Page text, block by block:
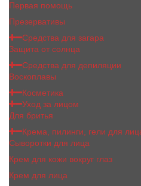
Первая помощь
Презервативы
Средства для загара
Защита от солнца
Средства для депиляции
Воскоплавы
Косметика
Уход за лицом
Для бритья
Крема, пилинги, гели для
Сыворотки для лица
Крем для кожи вокруг глаз
Крем для лица